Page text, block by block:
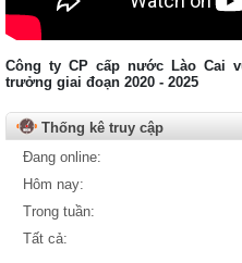
Xem chi tiết ...
Quyết định số: Số 262/QĐ-KDNS
Ngày : 28/08/2015
Xem chi tiết ...
Thông báo số: TB01/AC
Ngày : 07/01/2022
Xem chi tiết ...
Công ty CP cấp nước Lào Cai
trưởng giai đoạn 2020 - 2025
Thống kê truy cập
Đang online:
Hôm nay:
Trong tuần:
Tất cả: